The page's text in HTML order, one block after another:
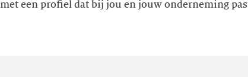
met een profiel dat bij jou en jouw onderneming